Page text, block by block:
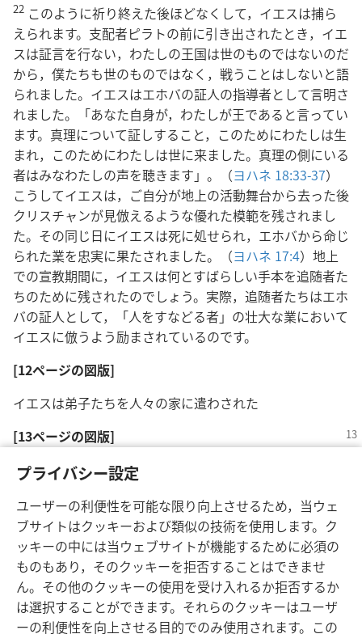
プライバシー設定
ユーザーの利便性を可能な限り向上させるため，当ウェ
ブサイトはクッキーおよび類似の技術を使用します。ク
ッキーの中には当ウェブサイトが機能するために必須の
ものもあり，そのクッキーを拒否することはできませ
ん。その他のクッキーの使用を受け入れるか拒否するか
は選択することができます。それらのクッキーはユーザ
ーの利便性を向上させる目的でのみ使用されます。この
22 このように祈り終えた後ほどなくして，イエスは捕ら
えられます。支配者ピラトの前に引き出されたとき，イエ
スは証言を行ない，わたしの王国は世のものではないのだ
から，僕たちも世のものではなく，戦うことはしないと語
られました。イエスはエホバの証人の指導者として言明さ
れました。「あなた自身が，わたしが王であると言ってい
ます。真理について証しすること，このためにわたしは生
まれ，このためにわたしは世に来ました。真理の側にいる
者はみなわたしの声を聴きます」。（ヨハネ 18:33-37）
こうしてイエスは，ご自分が地上の活動舞台から去った後
クリスチャンが見倣えるような優れた模範を残されまし
た。その同じ日にイエスは死に処せられ，エホバから命じ
られた業を忠実に果たされました。（ヨハネ 17:4）地上
での宣教期間に，イエスは何とすばらしい手本を追随者た
ちのために残されたのでしょう。実際，追随者たちはエホ
バの証人として，「人をすなどる者」の壮大な業において
イエスに倣うよう励まされているのです。
[12ページの図版]
イエスは弟子たちを人々の家に遣わされた
[13ページの図版]
イエスの地上における最後の夕食は，今日のわたしたちに